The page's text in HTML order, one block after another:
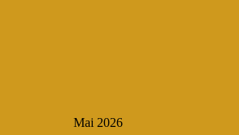
Mai 2026